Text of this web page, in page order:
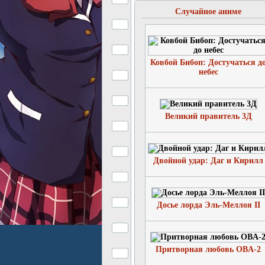
Случайное аниме
Ковбой Бибоп: Достучаться
небес
Великий правитель 3Д
Двойной удар: Даг и Кирилл
Досье лорда Эль-Меллоя II
Притворная любовь OBA-2